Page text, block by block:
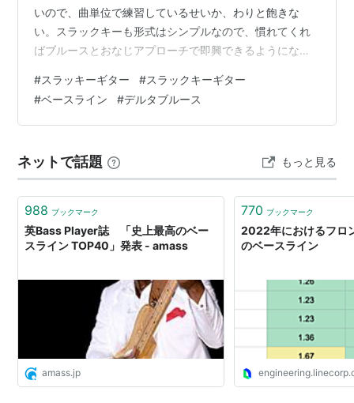
いので、曲単位で練習しているせいか、わりと飽きな
い。スラックキーも形式はシンプルなので、慣れてくれ
ばブルースとおなじアプローチで即興できるようになる
かわるので、これでパッとコードをおさえられるように
なって、指がクリシェを覚えてくれれば、それっぽくな
りそうな気がする。 むしろオルタネイトベースではな
ことができるかも。これもスラックキーの形式とともに
要継続追究。 以上、報告おわり。
#スラッキーギター #スラックキーギター
#ベースライン #デルタブルース
ネットで話題 もっと見る
988 ブックマーク
英Bass Player誌 「史上最高のベー
スライン TOP40」発表 - amass
amass.jp
770 ブックマーク
2022年におけるフロ
のベースライン